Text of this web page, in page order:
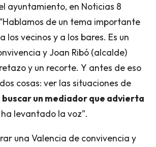
ayuntamiento, en Noticias 8
de un tema importante
los vecinos y a los bares. Es un
y Joan Ribó (alcalde)
y un recorte. Y antes de eso
cosas: ver las situaciones de
buscar un mediador que advierta
levantado la voz”.
una Valencia de convivencia y